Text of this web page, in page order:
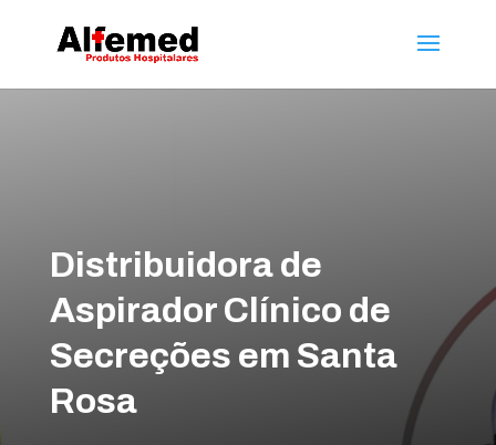
Distribuidora de
Aspirador Clínico de
Secreções em Santa
Rosa